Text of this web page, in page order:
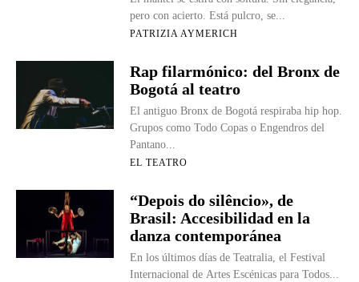
pero con acierto. Está pulcro, se...
PATRIZIA AYMERICH
Rap filarmónico: del Bronx de
Bogotá al teatro
El antiguo Bronx de Bogotá respiraba hip hop.
Grupos como Todo Copas o Engendros del
Pantano...
EL TEATRO
“Depois do silêncio», de
Brasil: Accesibilidad en la
danza contemporánea
En los últimos días de Teatralia, el Festival
Internacional de Artes Escénicas para Todos...